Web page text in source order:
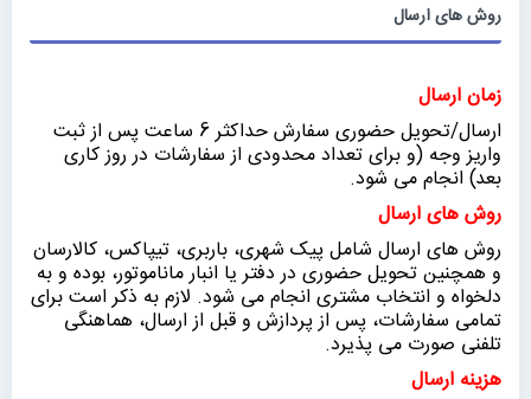
روش های ارسال
زمان ارسال
ارسال/تحویل حضوری سفارش حداکثر 6 ساعت پس از ثبت
واریز وجه (و برای تعداد محدودی از سفارشات در روز کاری
بعد) انجام می شود.
روش های ارسال
روش های ارسال شامل پیک شهری، باربری، تیپاکس، کالارسان
و همچنین تحویل حضوری در دفتر یا انبار ماناموتور، بوده و به
دلخواه و انتخاب مشتری انجام می شود. لازم به ذکر است برای
تمامی سفارشات، پس از پردازش و قبل از ارسال، هماهنگی
تلفنی صورت می پذیرد.
هزینه ارسال